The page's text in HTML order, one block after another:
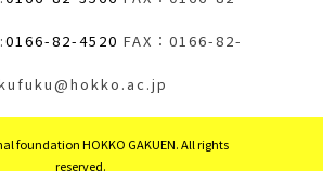
0166-82-4520 FAX：0166-82-
foundation HOKKO GAKUEN. All rights
reserved.